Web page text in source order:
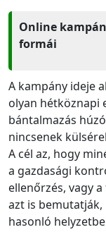
Online
formái
A kampány ideje
olyan hétköznapi
bántalmazás
nincsenek
A cél az, hogy
a gazdasági
ellenőrzés, vagy
azt is
hasonló